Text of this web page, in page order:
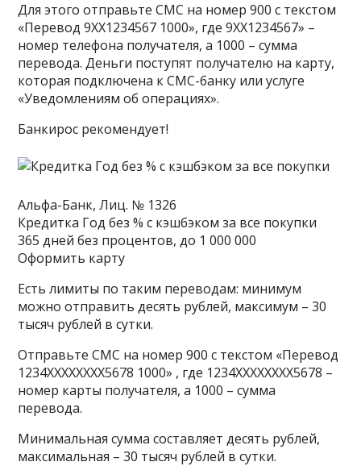
Для этого отправьте СМС на номер 900 с текстом
«Перевод 9ХХ1234567 1000», где 9ХХ1234567» –
номер телефона получателя, а 1000 – сумма
перевода. Деньги поступят получателю на карту,
которая подключена к СМС-банку или услуге
«Уведомлениям об операциях».
Банкирос рекомендует!
Альфа-Банк, Лиц. № 1326
Кредитка Год без % с кэшбэком за все покупки
365 дней без процентов, до 1 000 000
Оформить карту
Есть лимиты по таким переводам: минимум
можно отправить десять рублей, максимум – 30
тысяч рублей в сутки.
Отправьте СМС на номер 900 с текстом «Перевод
1234ХХХХХХХХ5678 1000» , где 1234ХХХХХХХХ5678 –
номер карты получателя, а 1000 – сумма
перевода.
Минимальная сумма составляет десять рублей,
максимальная – 30 тысяч рублей в сутки.